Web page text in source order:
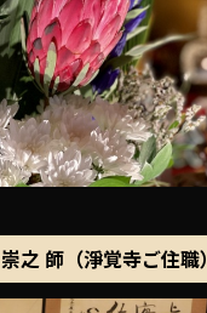
之 師（淨覚寺ご住職）